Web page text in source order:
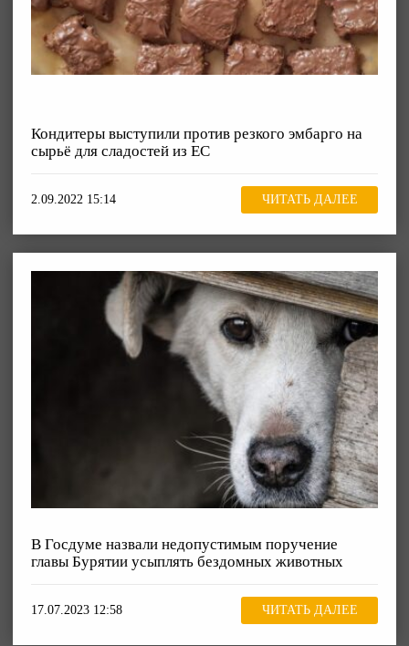
Кондитеры выступили против резкого эмбарго на
сырьё для сладостей из ЕС
2.09.2022 15:14 ЧИТАТЬ ДАЛЕЕ
В Госдуме назвали недопустимым поручение
главы Бурятии усыплять бездомных животных
17.07.2023 12:58 ЧИТАТЬ ДАЛЕЕ